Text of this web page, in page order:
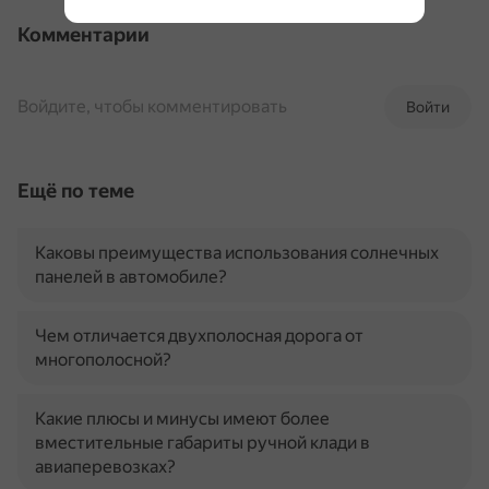
Комментарии
Войти
Войдите, чтобы комментировать
Ещё по теме
Каковы преимущества использования солнечных
панелей в автомобиле?
Чем отличается двухполосная дорога от
многополосной?
Какие плюсы и минусы имеют более
вместительные габариты ручной клади в
авиаперевозках?